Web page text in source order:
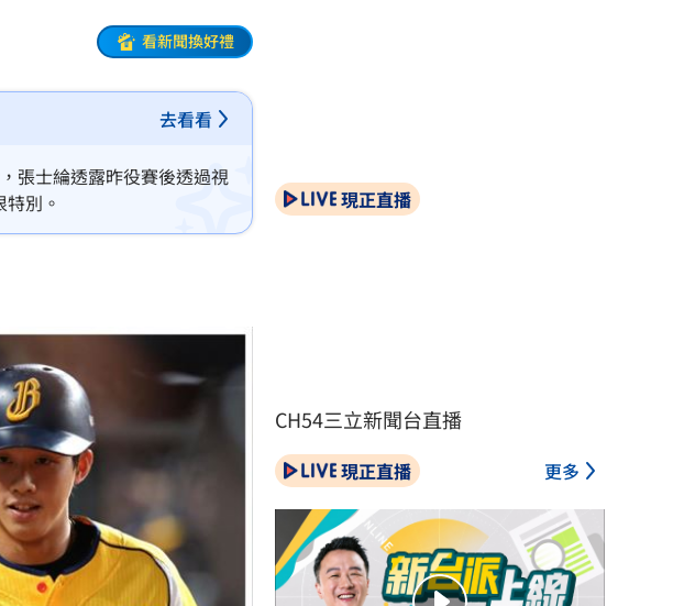
看新聞換好禮
去看看
張士綸透露昨役賽後透過視
別。
現正直播
CH54三立新聞台直播
現正直播 更多